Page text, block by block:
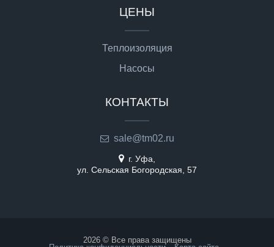
ЦЕНЫ
Теплоизоляция
Насосы
КОНТАКТЫ
sale@tm02.ru
г. Уфа,
ул. Сельская Богородская, 57
2026 © Все права защищены